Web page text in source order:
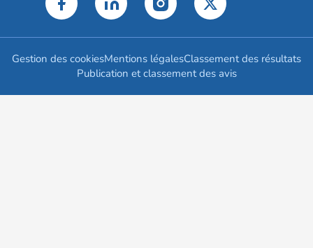
Gestion des cookiesMentions légalesClassement des résultats
Publication et classement des avis